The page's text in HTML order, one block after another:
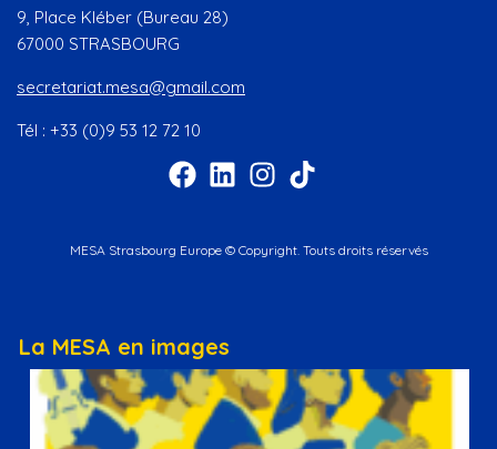
9, Place Kléber (Bureau 28)
67000 STRASBOURG
secretariat.mesa@gmail.com
Tél : +33 (0)9 53 12 72 10
MESA Strasbourg Europe © Copyright. Touts droits réservés
La MESA en images